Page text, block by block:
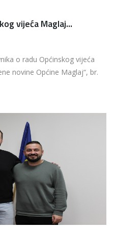
vijeća Maglaj...
o radu Općinskog vijeća
novine Općine Maglaj“, br.